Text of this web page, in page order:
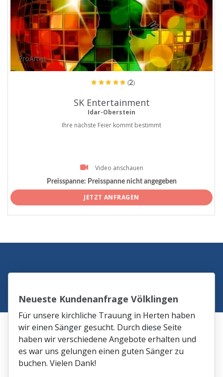
ProArtist
(2)
SK Entertainment
Idar-Oberstein
Ihre nächste Feier kommt bestimmt
Video anschauen
Preisspanne: Preisspanne nicht angegeben
JETZT ANFRAGEN
Neueste Kundenanfrage Völklingen
Für unsere kirchliche Trauung in Herten haben
wir einen Sänger gesucht. Durch diese Seite
haben wir verschiedene Angebote erhalten und
es war uns gelungen einen guten Sänger zu
buchen. Vielen Dank!